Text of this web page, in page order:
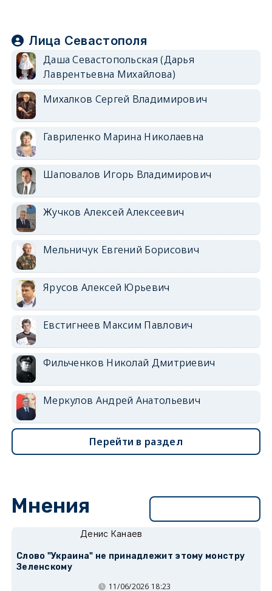
Лица Севастополя
Даша Севастопольская (Дарья
Лаврентьевна Михайлова)
Михалков Сергей Владимирович
Гавриленко Марина Николаевна
Шаповалов Игорь Владимирович
Жучков Алексей Алексеевич
Мельничук Евгений Борисович
Ярусов Алексей Юрьевич
Евстигнеев Максим Павлович
Фильченков Николай Дмитриевич
Меркулов Андрей Анатольевич
Перейти в раздел
Мнения
Денис Канаев
Слово "Украина" не принадлежит этому монстру
Зеленскому
11/06/2026 18:23